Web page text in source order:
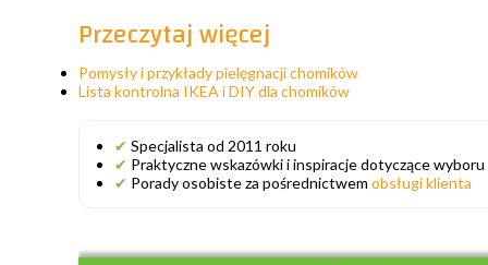
Przeczytaj więcej
Pomysły i przykłady pielęgnacji chomików
Lista kontrolna IKEA i DIY dla chomików
✔ Specjalista od 2011 roku
✔ Praktyczne wskazówki i inspiracje dotyczące wyboru
✔ Porady osobiste za pośrednictwem obsługi klienta